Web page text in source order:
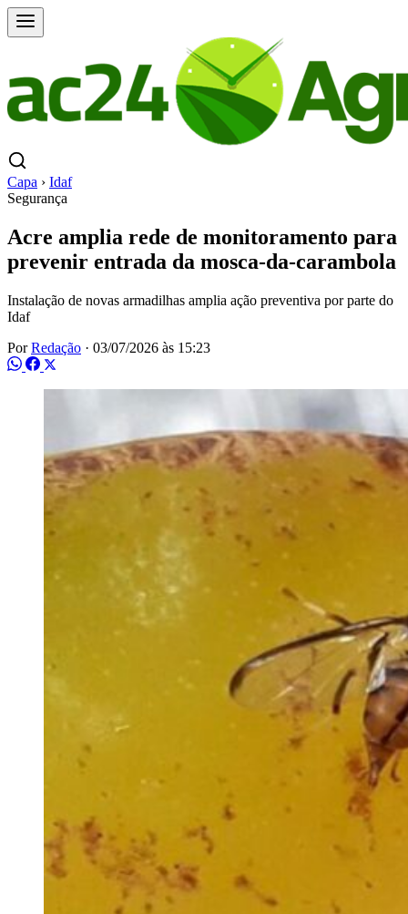
Capa › Idaf
Segurança
Acre amplia rede de monitoramento para
prevenir entrada da mosca-da-carambola
Instalação de novas armadilhas amplia ação preventiva por parte do
Idaf
PorRedação · 03/07/2026 às 15:23